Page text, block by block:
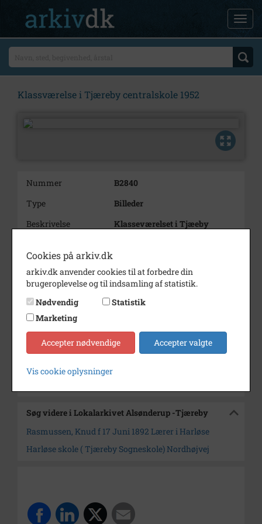
Klassværelse i Tjæreby centralskole 1952
Nummer
B2840
Type
Billeder
Beskrivelse
Klasseværelset i Tjæeby
Årstal
1952
Dateringsnote
1952
Fotograf
Arkiv
Lokalarkivet Alsønderup -
Tjæreby
Kontakt arkivet
Søg videre i Lokalarkivet Alsønderup -Tjæreby
Rasmussen, Knud f 17 Juni 1892 Lærer i Harløse
Harløse skole ( Tjæreby Sogneskole) Nordhøjvej
Cookies på arkiv.dk
arkiv.dk anvender cookies til at forbedre din
brugeroplevelse og til indsamling af statistik.
Nødvendig
Statistik
Marketing
Accepter nødvendige Accepter valgte
Vis cookie oplysninger